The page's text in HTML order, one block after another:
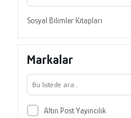
Sosyal Bilimler Kitapları
Markalar
Altın Post Yayıncılık